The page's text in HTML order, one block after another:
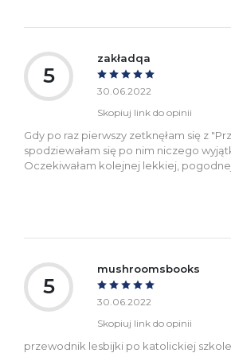
5
zakładqa
30.06.2022
Skopiuj link do opinii
Gdy po raz pierwszy zetknęłam się z
spodziewałam się po nim niczego
Oczekiwałam kolejnej lekkiej,
5
mushroomsbooks
30.06.2022
Skopiuj link do opinii
przewodnik lesbijki po katolickiej szkole